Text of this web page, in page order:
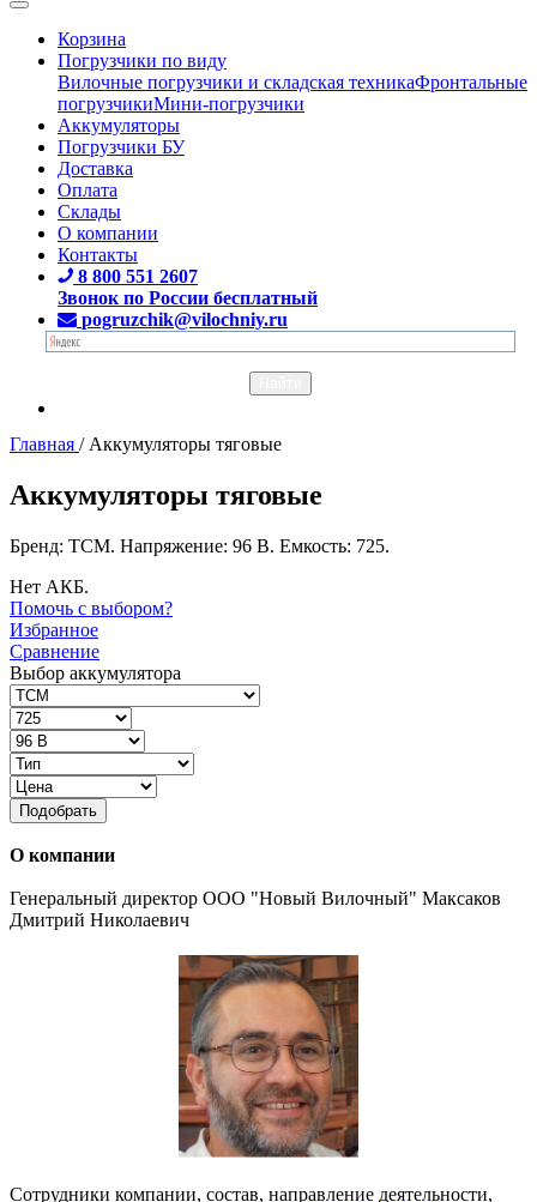
Корзина
Погрузчики по виду
Вилочные погрузчики и складская техникаФронтальные
погрузчикиМини-погрузчики
Аккумуляторы
Погрузчики БУ
Доставка
Оплата
Склады
О компании
Контакты
8 800 551 2607
Звонок по России бесплатный
pogruzchik@vilochniy.ru
Главная / Аккумуляторы тяговые
Аккумуляторы тяговые
Бренд: TCM. Напряжение: 96 В. Емкость: 725.
Нет АКБ.
Помочь с выбором?
Избранное
Сравнение
Выбор аккумулятора
Подобрать
О компании
Генеральный директор ООО "Новый Вилочный" Максаков
Дмитрий Николаевич
Сотрудники компании, состав, направление деятельности,